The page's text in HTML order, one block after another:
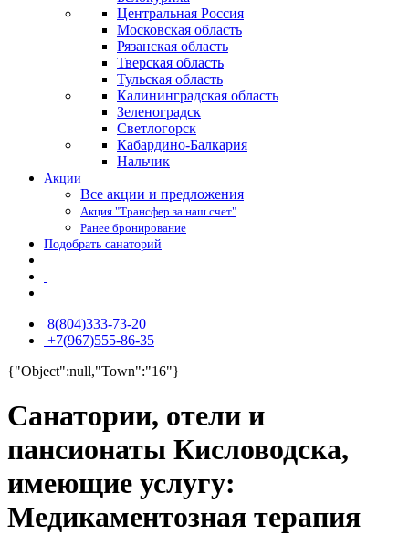
Центральная Россия
Московская область
Рязанская область
Тверская область
Тульская область
Калининградская область
Зеленоградск
Светлогорск
Кабардино-Балкария
Нальчик
Акции
Все акции и предложения
Акция "Трансфер за наш счет"
Ранее бронирование
Подобрать санаторий
8(804)333-73-20
+7(967)555-86-35
{"Object":null,"Town":"16"}
Санатории, отели и
пансионаты Кисловодска,
имеющие услугу:
Медикаментозная терапия